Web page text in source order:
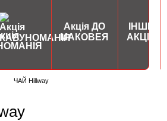
Акція ДО
МАКОВЕЯ
ІНШІ
АКЦІЇ
ЧАЙ Hillway